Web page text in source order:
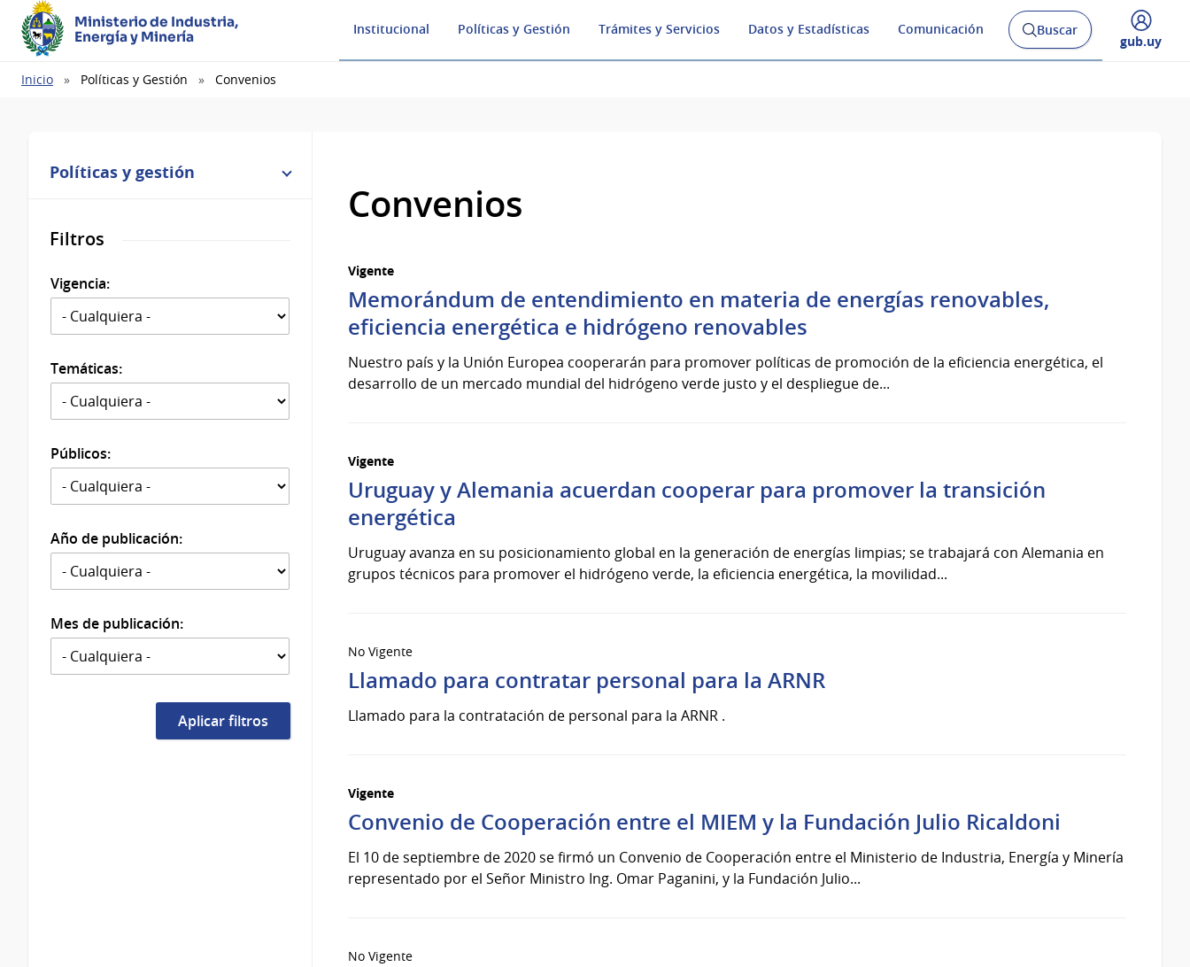
Ministerio de Industria,
Energía y Minería
Institucional Políticas y Gestión Trámites y Servicios Datos y Estadísticas Comunicación
Abrir
buscador
Buscar
Desplegar
gub.uy
Ruta
Inicio Políticas y Gestión Convenios
Políticas y gestión
Filtros
Vigencia:
Temáticas:
Públicos:
Año de publicación:
Mes de publicación:
Convenios
Vigente
Memorándum de entendimiento en materia de energías renovables,
eficiencia energética e hidrógeno renovables
Nuestro país y la Unión Europea cooperarán para promover políticas de promoción de la eficiencia energética, el
desarrollo de un mercado mundial del hidrógeno verde justo y el despliegue de...
Vigente
Uruguay y Alemania acuerdan cooperar para promover la transición
energética
Uruguay avanza en su posicionamiento global en la generación de energías limpias; se trabajará con Alemania en
grupos técnicos para promover el hidrógeno verde, la eficiencia energética, la movilidad...
No Vigente
Llamado para contratar personal para la ARNR
Llamado para la contratación de personal para la ARNR .
Vigente
Convenio de Cooperación entre el MIEM y la Fundación Julio Ricaldoni
El 10 de septiembre de 2020 se firmó un Convenio de Cooperación entre el Ministerio de Industria, Energía y Minería
representado por el Señor Ministro Ing. Omar Paganini, y la Fundación Julio...
No Vigente